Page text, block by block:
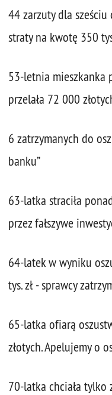
44 zarzuty dla sześciu
straty na kwotę 350
53-letnia mieszkanka
przelała 72 000
6 zatrzymanych do
banku”
63-latka straciła
przez fałszywe
64-latek w wyniku
tys. zł - sprawcy
65-latka ofiarą
złotych. Apelujemy o
70-latka chciała tylko